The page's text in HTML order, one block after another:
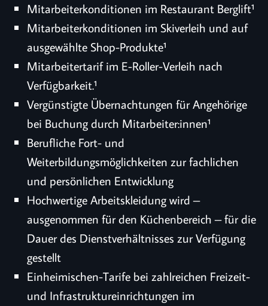
Mitarbeiterkonditionen im Restaurant Berglift¹
Mitarbeiterkonditionen im Skiverleih und auf
ausgewählte Shop-Produkte¹
Mitarbeitertarif im E-Roller-Verleih nach
Verfügbarkeit.¹
Vergünstigte Übernachtungen für Angehörige
bei Buchung durch Mitarbeiter:innen¹
Berufliche Fort- und
Weiterbildungsmöglichkeiten zur fachlichen
und persönlichen Entwicklung
Hochwertige Arbeitskleidung wird –
ausgenommen für den Küchenbereich – für die
Dauer des Dienstverhältnisses zur Verfügung
gestellt
Einheimischen-Tarife bei zahlreichen Freizeit-
und Infrastruktureinrichtungen im